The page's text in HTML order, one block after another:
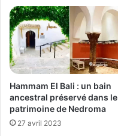
Hammam El Bali : un bain
ancestral préservé dans le
patrimoine de Nedroma
27 avril 2023